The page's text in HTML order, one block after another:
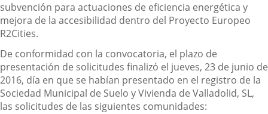
subvención para actuaciones de eficiencia energética y
mejora de la accesibilidad dentro del Proyecto Europeo
R2Cities.
De conformidad con la convocatoria, el plazo de
presentación de solicitudes finalizó el jueves, 23 de junio de
2016, día en que se habían presentado en el registro de la
Sociedad Municipal de Suelo y Vivienda de Valladolid, SL,
las solicitudes de las siguientes comunidades: